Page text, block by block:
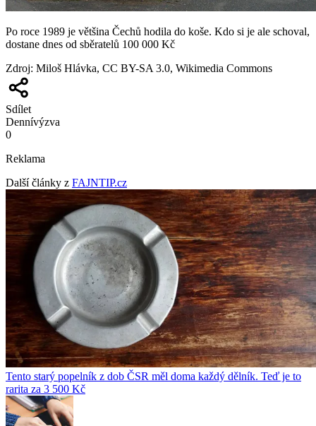
Po roce 1989 je většina Čechů hodila do koše. Kdo si je ale schoval,
dostane dnes od sběratelů 100 000 Kč
Zdroj: Miloš Hlávka, CC BY-SA 3.0, Wikimedia Commons
Sdílet
Dennívýzva
0
Reklama
Další články z FAJNTIP.cz
Tento starý popelník z dob ČSR měl doma každý dělník. Teď je to
rarita za 3 500 Kč